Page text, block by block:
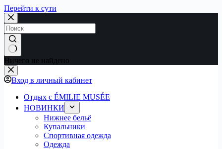
Перейти к сути
Ничего не найдено
Вход в личный кабинет
Отдых с ÉMILIE MUSÉE
НОВИНКИ
Нижнее бельё
Купальники
Спортивная одежда
Одежда